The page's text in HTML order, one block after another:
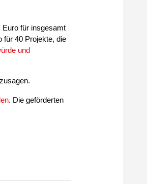
Euro für insgesamt
für 40 Projekte, die
und
. Die geförderten